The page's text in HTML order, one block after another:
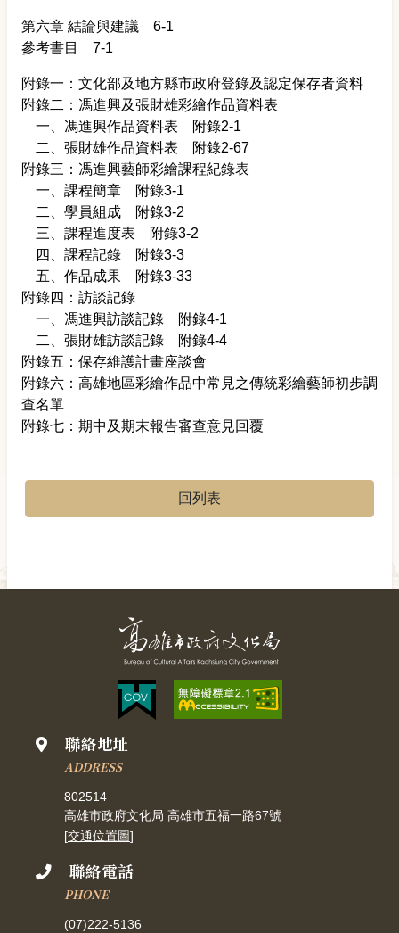
第六章 結論與建議 6-1
參考書目 7-1
附錄一：文化部及地方縣市政府登錄及認定保存者資料
附錄二：馮進興及張財雄彩繪作品資料表
一、馮進興作品資料表 附錄2-1
二、張財雄作品資料表 附錄2-67
附錄三：馮進興藝師彩繪課程紀錄表
一、課程簡章 附錄3-1
二、學員組成 附錄3-2
三、課程進度表 附錄3-2
四、課程記錄 附錄3-3
五、作品成果 附錄3-33
附錄四：訪談記錄
一、馮進興訪談記錄 附錄4-1
二、張財雄訪談記錄 附錄4-4
附錄五：保存維護計畫座談會
附錄六：高雄地區彩繪作品中常見之傳統彩繪藝師初步調
查名單
附錄七：期中及期末報告審查意見回覆
回列表
聯絡地址
ADDRESS
802514
高雄市政府文化局 高雄市五福一路67號
[交通位置圖]
聯絡電話
PHONE
(07)222-5136